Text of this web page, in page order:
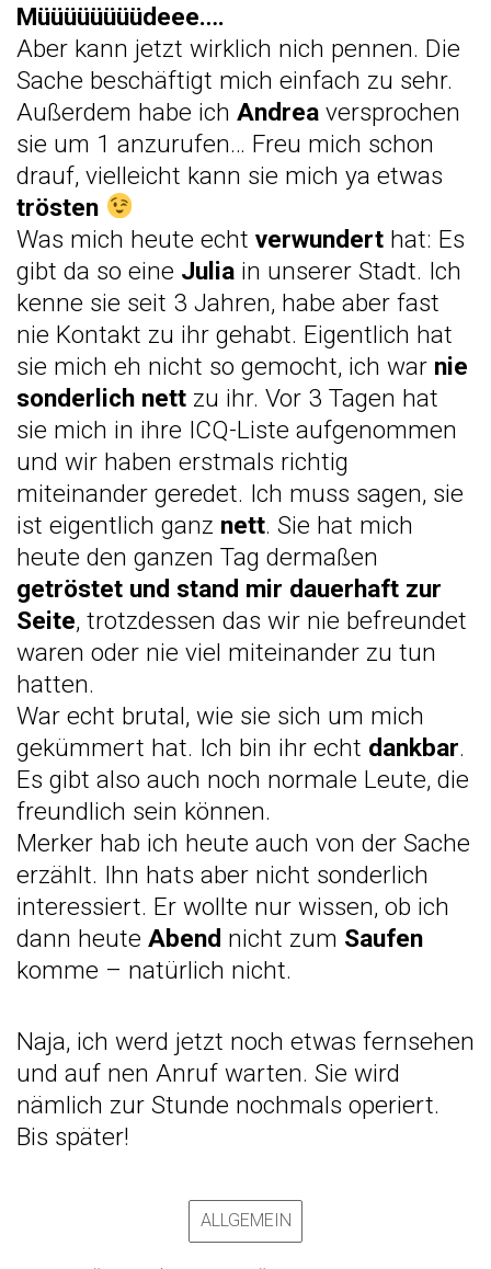
Müüüüüüüüdeee….
Aber kann jetzt wirklich nich pennen. Die
Sache beschäftigt mich einfach zu sehr.
Außerdem habe ich Andrea versprochen
sie um 1 anzurufen… Freu mich schon
drauf, vielleicht kann sie mich ya etwas
trösten
Was mich heute echt verwundert hat: Es
gibt da so eine Julia in unserer Stadt. Ich
kenne sie seit 3 Jahren, habe aber fast
nie Kontakt zu ihr gehabt. Eigentlich hat
sie mich eh nicht so gemocht, ich war nie
sonderlich nett zu ihr. Vor 3 Tagen hat
sie mich in ihre ICQ-Liste aufgenommen
und wir haben erstmals richtig
miteinander geredet. Ich muss sagen, sie
ist eigentlich ganz nett. Sie hat mich
heute den ganzen Tag dermaßen
getröstet und stand mir dauerhaft zur
Seite, trotzdessen das wir nie befreundet
waren oder nie viel miteinander zu tun
hatten.
War echt brutal, wie sie sich um mich
gekümmert hat. Ich bin ihr echt dankbar.
Es gibt also auch noch normale Leute, die
freundlich sein können.
Merker hab ich heute auch von der Sache
erzählt. Ihn hats aber nicht sonderlich
interessiert. Er wollte nur wissen, ob ich
dann heute Abend nicht zum Saufen
komme – natürlich nicht.
Naja, ich werd jetzt noch etwas fernsehen
und auf nen Anruf warten. Sie wird
nämlich zur Stunde nochmals operiert.
Bis später!
ALLGEMEIN